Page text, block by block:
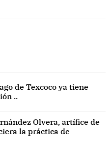
de Texcoco ya tiene
..
Olvera, artífice de
la práctica de